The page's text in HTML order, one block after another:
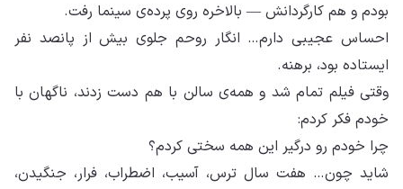
بودم و هم‌ کارگردانش — بالاخره روی پرده‌ی سینما رفت.
احساس عجیبی دارم… انگار روحم جلوی بیش از پانصد نفر
ایستاده بود، برهنه.
وقتی فیلم تمام شد و همه‌ی سالن با هم دست زدند، ناگهان با
خودم فکر کردم:
چرا خودم رو درگیر این همه سختی کردم؟
شاید چون… هفت سال ترس، آسیب، اضطراب، فرار، جنگیدن،